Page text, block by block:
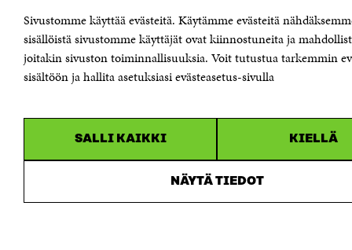
Sivustomme käyttää evästeitä. Käytämme evästeitä
sisällöistä sivustomme käyttäjät ovat kiinnostuneita ja
joitakin sivuston toiminnallisuuksia. Voit tutustua tarkemmin
sisältöön ja hallita asetuksiasi evästeasetus-sivulla
SALLI KAIKKI KIELLÄ
NÄYTÄ TIEDOT